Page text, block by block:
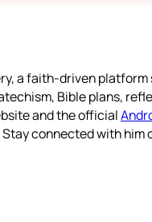
a faith-driven platform
Bible plans,
and the official
connected with him